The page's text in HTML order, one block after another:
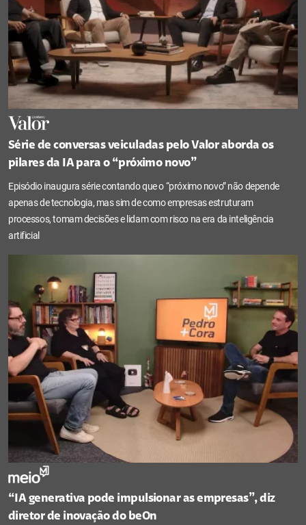
Série de conversas veiculadas pelo Valor aborda os
pilares da IA para o “próximo novo”
Episódio inaugura série contando que o “próximo novo” não depende
apenas de tecnologia, mas sim de como empresas estruturam
processos, tomam decisões e lidam com risco na era da inteligência
artificial
“IA generativa pode impulsionar as empresas”, diz
diretor de inovação do beOn